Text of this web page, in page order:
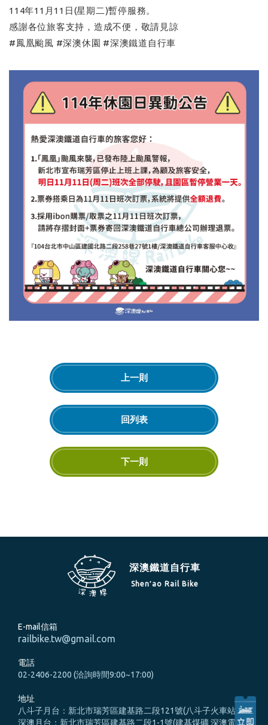
114年11月11日(星期二)暫停服務。
感謝各位旅客支持，造成不便，敬請見諒
#鳳凰颱風 #深澳休園 #深澳鐵道自行車
上一則
回列表
下一則
深澳鐵道自行車
Shen′ao Rail Bike
E-mail信箱
railbike.tw@gmail.com
電話
02-2406-2200 (洽詢時間9:00~17:00)
地址
八斗子月台：新北市瑞芳區建基路二段121號(八斗子火車站旁)
深澳月台：新北市瑞芳區建基路二段1-1號(建基煤礦 深澳電廠